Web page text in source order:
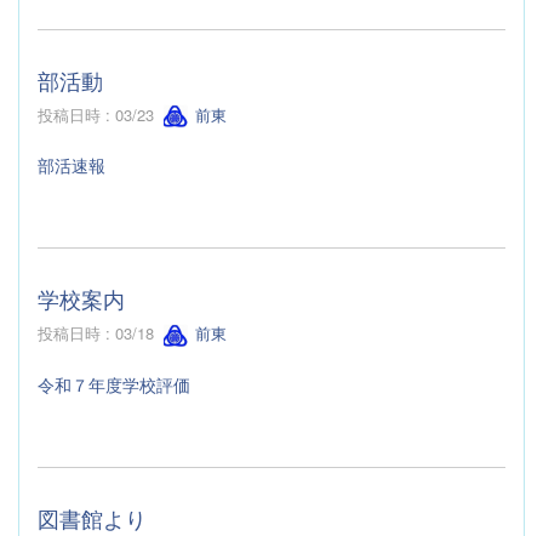
部活動
投稿日時 : 03/23 前東
部活速報
学校案内
投稿日時 : 03/18 前東
令和７年度学校評価
図書館より